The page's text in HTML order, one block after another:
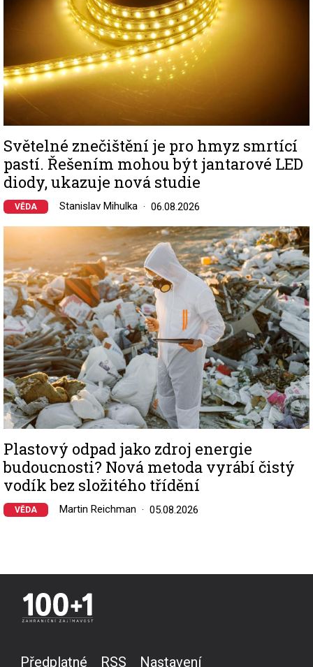
Světelné znečištění je pro hmyz smrtící
pastí. Řešením mohou být jantarové LED
diody, ukazuje nová studie
VĚDA Stanislav Mihulka 06.08.2026
Image
Plastový odpad jako zdroj energie
budoucnosti? Nová metoda vyrábí čistý
vodík bez složitého třídění
VĚDA Martin Reichman 05.08.2026
Předplatné RSS Nastavení